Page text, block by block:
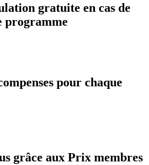
gratuite en cas de
programme
pour chaque
grâce aux Prix membres